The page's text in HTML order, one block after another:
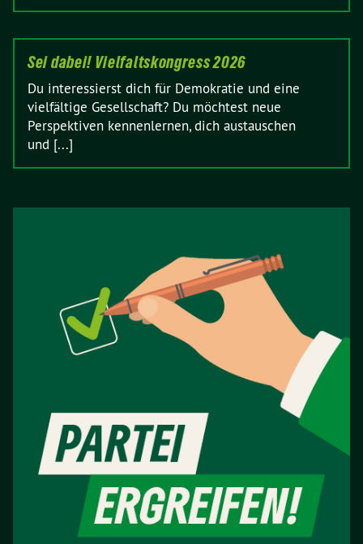
Sei dabei! Vielfaltskongress 2026
Du interessierst dich für Demokratie und eine
vielfältige Gesellschaft? Du möchtest neue
Perspektiven kennenlernen, dich austauschen
und [...]